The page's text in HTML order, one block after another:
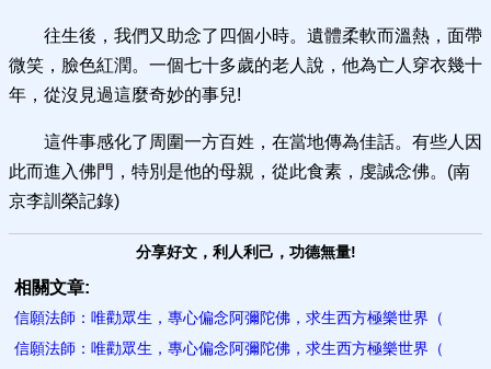
往生後，我們又助念了四個小時。遺體柔軟而溫熱，面帶
微笑，臉色紅潤。一個七十多歲的老人說，他為亡人穿衣幾十
年，從沒見過這麼奇妙的事兒!
這件事感化了周圍一方百姓，在當地傳為佳話。有些人因
此而進入佛門，特別是他的母親，從此食素，虔誠念佛。(南
京李訓榮記錄)
分享好文，利人利己，功德無量!
相關文章:
信願法師：唯勸眾生，專心偏念阿彌陀佛，求生西方極樂世界（
信願法師：唯勸眾生，專心偏念阿彌陀佛，求生西方極樂世界（